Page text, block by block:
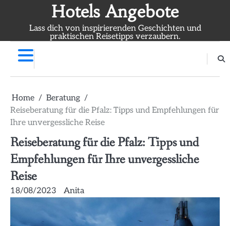
Hotels Angebote
Lass dich von inspirierenden Geschichten und
praktischen Reisetipps verzaubern.
Home
Beratung
Reiseberatung für die Pfalz: Tipps und Empfehlungen für
Ihre unvergessliche Reise
Reiseberatung für die Pfalz: Tipps und
Empfehlungen für Ihre unvergessliche
Reise
18/08/2023 Anita